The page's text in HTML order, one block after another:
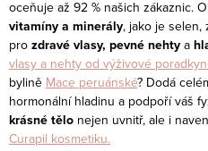
v
ý
p
i
s
u
n
í
oceňuje až 92 % našich zákaznic.
vitamíny a minerály, jako je
pro zdravé vlasy, pevné nehty a
vlasy a nehty od výživové
bylině Mace peruánské? Dodá
hormonální hladinu a podpoří váš
krásné tělo nejen uvnitř, ale i
Curapil kosmetiku.